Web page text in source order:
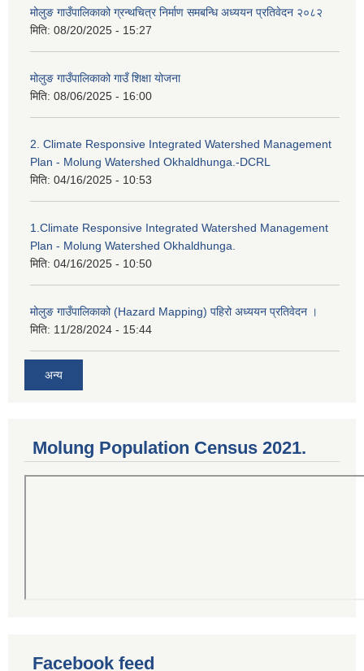
मोलुङ गाउँपालिकाको ग्रन्थचित्र निर्माण समबन्धि अध्ययन प्रतिवेदन २०८२
मिति: 08/20/2025 - 15:27
मोलुङ गाउँपालिकाको गाउँ शिक्षा योजना
मिति: 08/06/2025 - 16:00
2. Climate Responsive Integrated Watershed Management
Plan - Molung Watershed Okhaldhunga.-DCRL
मिति: 04/16/2025 - 10:53
1.Climate Responsive Integrated Watershed Management
Plan - Molung Watershed Okhaldhunga.
मिति: 04/16/2025 - 10:50
मोलुङ गाउँपालिकाको (Hazard Mapping) पहिरो अध्ययन प्रतिवेदन ।
मिति: 11/28/2024 - 15:44
अन्य
Molung Population Census 2021.
Facebook feed